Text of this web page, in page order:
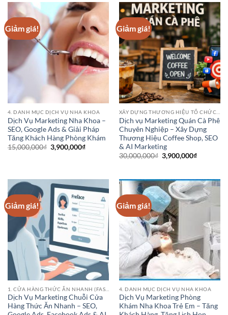
3,900,000₫.
Giảm giá!
4. DANH MỤC DỊCH VỤ NHA KHOA
Dịch Vụ Marketing Nha Khoa –
SEO, Google Ads & Giải Pháp
Tăng Khách Hàng Phòng Khám
15,000,000₫ Giá
gốc
3,900,000₫Giá
Giảm giá!
Dịch vụ Marketing Quán Cà Phê
Chuyên Nghiệp – Xây Dựng
Thương Hiệu Coffee Shop, SEO
& AI Marketing
30,000,000₫ Giá
gốc
3,900,000₫Giá
Giảm giá!
Dịch Vụ Marketing Chuỗi Cửa
Hàng Thức Ăn Nhanh – SEO,
Giảm giá!
4. DANH MỤC DỊCH VỤ NHA KHOA
Dịch Vụ Marketing Phòng
Khám Nha Khoa Trẻ Em – Tăng